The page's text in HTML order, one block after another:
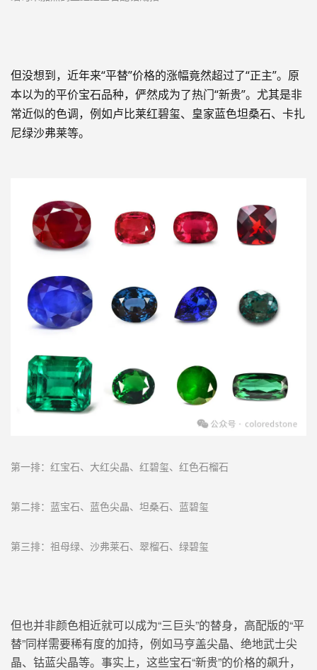
但没想到，近年来“平替”价格的涨幅竟然超过了“正主”。原
本以为的平价宝石品种，俨然成为了热门“新贵”。尤其是非
常近似的色调，例如卢比莱红碧玺、皇家蓝色坦桑石、卡扎
尼绿沙弗莱等。
第一排：红宝石、大红尖晶、红碧玺、红色石榴石
第二排： 蓝宝石、 蓝色尖晶、坦桑石、蓝碧玺
第三排： 祖母绿、 沙弗莱石、翠榴石、绿碧玺
但也并非颜色相近就可以成为“三巨头”的替身， 高配版的“平
替”同样需要稀有度的加持，例如马亨盖尖晶、绝地武士尖
晶、钴蓝尖晶等。事实上，这些宝石“新贵”的价格的飙升，